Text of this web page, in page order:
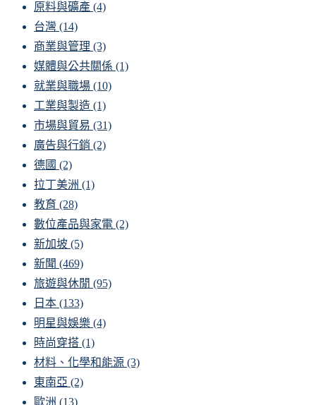
原料與礦產 (4)
台灣 (14)
商業與管理 (3)
媒體與公共關係 (1)
就業與職場 (10)
工業與製造 (1)
市場與貿易 (31)
廣告與行銷 (2)
德國 (2)
拉丁美洲 (1)
教育 (28)
數位產品與家電 (2)
新加坡 (5)
新聞 (469)
旅遊與休閒 (95)
日本 (133)
明星與娛樂 (4)
時尚穿搭 (1)
材料、化學和能源 (3)
東南亞 (2)
歐洲 (13)